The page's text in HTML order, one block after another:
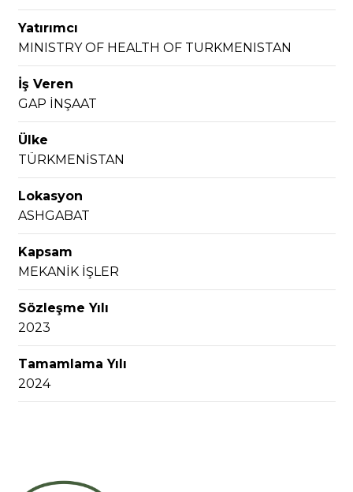
Yatırımcı
MINISTRY OF HEALTH OF TURKMENISTAN
İş Veren
GAP İNŞAAT
Ülke
TÜRKMENİSTAN
Lokasyon
ASHGABAT
Kapsam
MEKANİK İŞLER
Sözleşme Yılı
2023
Tamamlama Yılı
2024